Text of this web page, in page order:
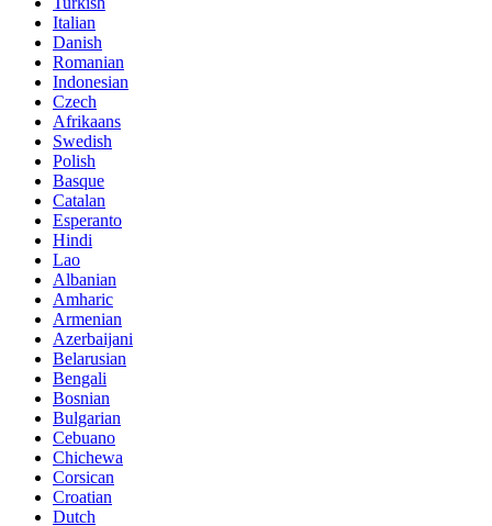
Italian
Danish
Romanian
Indonesian
Czech
Afrikaans
Swedish
Polish
Basque
Catalan
Esperanto
Hindi
Lao
Albanian
Amharic
Armenian
Azerbaijani
Belarusian
Bengali
Bosnian
Bulgarian
Cebuano
Chichewa
Corsican
Croatian
Dutch